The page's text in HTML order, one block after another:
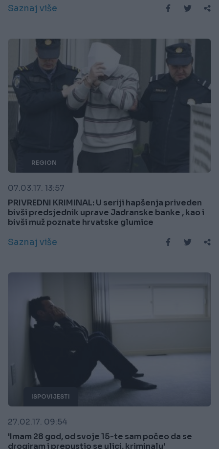
Saznaj više
REGION
07.03.17. 13:57
PRIVREDNI KRIMINAL: U seriji hapšenja priveden
bivši predsjednik uprave Jadranske banke , kao i
bivši muž poznate hrvatske glumice
Saznaj više
ISPOVIJESTI
27.02.17. 09:54
'Imam 28 god, od svoje 15-te sam počeo da se
drogiram i prepustio se ulici, kriminalu'